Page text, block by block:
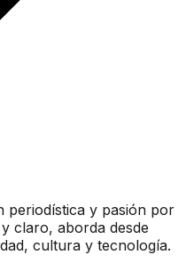
periodística y pasión por
claro, aborda desde
cultura y tecnología.